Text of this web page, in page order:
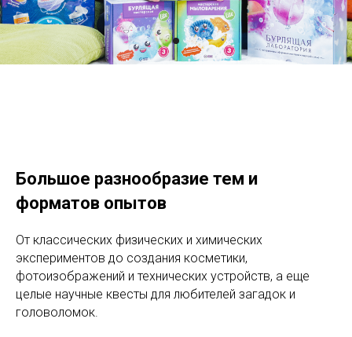
Большое разнообразие тем и
форматов опытов
От классических физических и химических
экспериментов до создания косметики,
фотоизображений и технических устройств, а еще
целые научные квесты для любителей загадок и
головоломок.